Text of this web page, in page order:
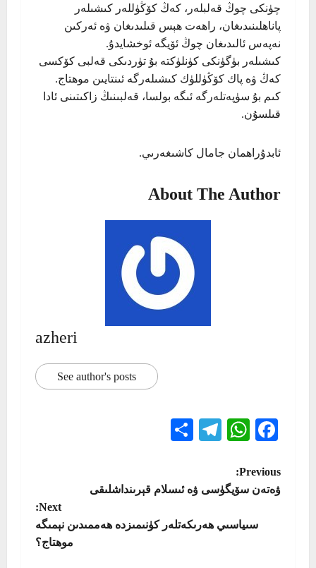
چۈنكى چوڭ قەلبلەر، كەڭ كۆڭۈللەر كىشىلەر
پاناھلىنىدىغان، راھەت ھېس قىلىدىغان ۋە ئەركىن
نەپەس ئالىدىغان چوڭ ئۆيگە ئوخشايدۇ.
كىشىلەر بۈگۈنكى كۈنلۈكتە بۇ تۈردىكى قەلبى كۆكسى
كەڭ ۋە پاك كۆڭۈللۈك كىشىلەرگە ئىنتايىن موھتاج.
كىم بۇ سۈپەتلەرگە ئىگە بولسا، قەلبىنىڭ زاكىتىنى ئادا
قىلسۇن.
ئابدۇراھمان جامال كاشىغەرىي.
About The Author
azheri
See author's posts
Facebook
WhatsApp
Telegram
P
Previous:
ۋەتەن سۆيگۈسى ۋە ئىسلام قېرىنداشلىقى
Next:
سىياسىي ھەرىكەتلەر كۈنىمىزدە ھەممىدىن نېمىگە
موھتاج؟